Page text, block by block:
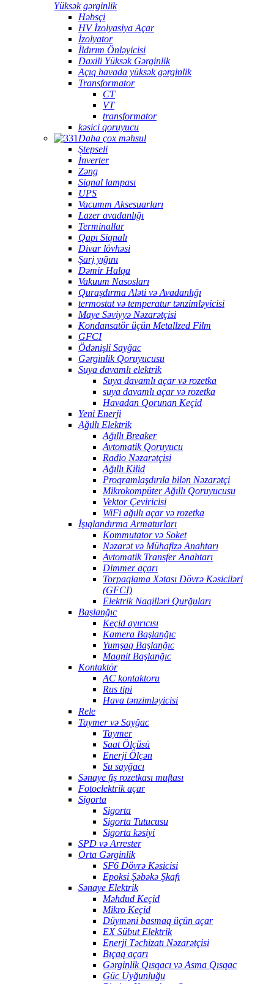
Yüksək gərginlik
Həbsçi
HV İzolyasiya Açar
İzolyator
İldırım Önləyicisi
Daxili Yüksək Gərginlik
Açıq havada yüksək gərginlik
Transformator
CT
VT
transformator
kəsici qoruyucu
Daha çox məhsul
Ştepseli
İnverter
Zəng
Siqnal lampası
UPS
Vacumm Aksesuarları
Lazer avadanlığı
Terminallar
Qapı Siqnalı
Divar lövhəsi
Şarj yığını
Dəmir Halqa
Vakuum Nasosları
Quraşdırma Aləti və Avadanlığı
termostat və temperatur tənzimləyicisi
Maye Səviyyə Nəzarətçisi
Kondansatör üçün Metallzed Film
GFCI
Ödənişli Sayğac
Gərginlik Qoruyucusu
Suya davamlı elektrik
Suya davamlı açar və rozetka
suya davamlı açar və rozetka
Havadan Qorunan Keçid
Yeni Enerji
Ağıllı Elektrik
Ağıllı Breaker
Avtomatik Qoruyucu
Radio Nəzarətçisi
Ağıllı Kilid
Proqramlaşdırıla bilən Nəzarətçi
Mikrokompüter Ağıllı Qoruyucusu
Vektor Çeviricisi
WiFi ağıllı açar və rozetka
İşıqlandırma Armaturları
Kommutator və Soket
Nəzarət və Mühafizə Anahtarı
Avtomatik Transfer Anahtarı
Dimmer açarı
Torpaqlama Xətası Dövrə Kəsiciləri
(GFCI)
Elektrik Naqilləri Qurğuları
Başlanğıc
Keçid ayırıcısı
Kamera Başlanğıc
Yumşaq Başlanğıc
Maqnit Başlanğıc
Kontaktör
AC kontaktoru
Rus tipi
Hava tənzimləyicisi
Rele
Taymer və Sayğac
Taymer
Saat Ölçüsü
Enerji Ölçən
Su sayğacı
Sənaye fiş rozetkası muftası
Fotoelektrik açar
Sigorta
Sigorta
Sigorta Tutucusu
Sigorta kəsiyi
SPD və Arrester
Orta Gərginlik
SF6 Dövrə Kəsicisi
Epoksi Şəbəkə Şkafı
Sənaye Elektrik
Məhdud Keçid
Mikro Keçid
Düyməni basmaq üçün açar
EX Sübut Elektrik
Enerji Təchizatı Nəzarətçisi
Bıçaq açarı
Gərginlik Qısqacı və Asma Qısqac
Güc Uyğunluğu